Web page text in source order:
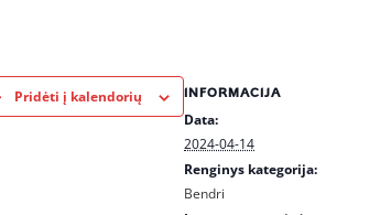
Pridėti į kalendorių INFORMACIJA
Data:
2024-04-14
Renginys kategorija:
Bendri